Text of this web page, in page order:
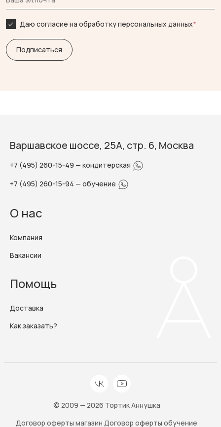
Даю согласие на обработку персональных данных*
Варшавское шоссе, 25А, стр. 6, Москва
+7 (495) 260-15-49 — кондитерская
+7 (495) 260-15-94 — обучение
О нас
Компания
Вакансии
Помощь
Доставка
Как заказать?
© 2009 — 2026 Тортик Аннушка
Договор оферты магазин Договор оферты обучение